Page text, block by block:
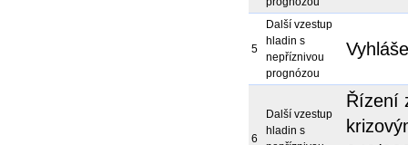
5
Další vzestup
hladin s
nepříznivou
prognózou
6
Další vzestup
hladin s
Řízení